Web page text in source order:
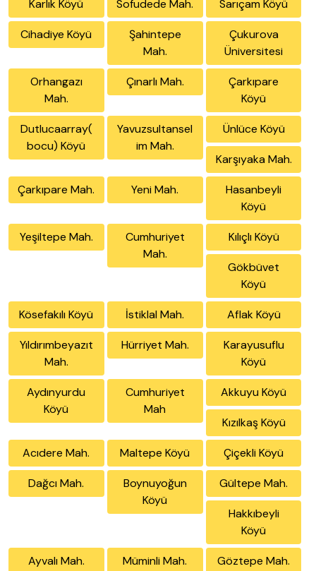
Karlık Köyü Sofudede Mah. Sarıçam Köyü
Cihadiye Köyü
Şahintepe
Mah.
Çukurova
Üniversitesi
Orhangazı
Mah.
Çınarlı Mah.
Çarkıpare
Köyü
Dutlucaarray(
bocu) Köyü
Yavuzsultansel
im Mah.
Ünlüce Köyü
Karşıyaka Mah.
Çarkıpare Mah. Yeni Mah.
Hasanbeyli
Köyü
Yeşiltepe Mah.
Cumhuriyet
Mah.
Kılıçlı Köyü
Gökbüvet
Köyü
Kösefakılı Köyü İstiklal Mah. Aflak Köyü
Yıldırımbeyazıt
Mah.
Hürriyet Mah.
Karayusuflu
Köyü
Aydınyurdu
Köyü
Cumhuriyet
Mah
Akkuyu Köyü
Kızılkaş Köyü
Acıdere Mah. Maltepe Köyü Çiçekli Köyü
Dağcı Mah.
Boynuyoğun
Köyü
Gültepe Mah.
Hakkıbeyli
Köyü
Ayvalı Mah. Müminli Mah. Göztepe Mah.